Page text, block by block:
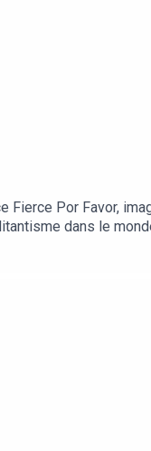
Por Favor,
dans le